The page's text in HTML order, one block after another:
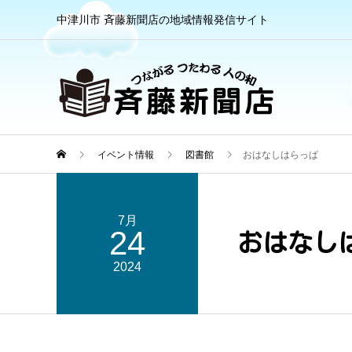
中津川市 斉藤新聞店の地域情報発信サイト
イベント情報 図書館 おはなしはらっぱ
7月
24
2024
おはなし